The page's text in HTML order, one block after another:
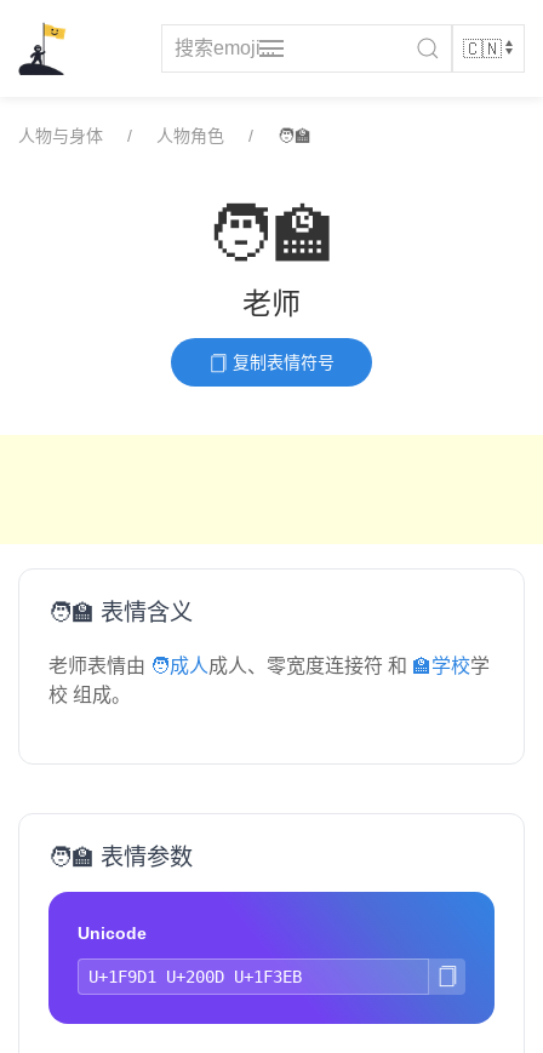
content
人物与身体 人物角色 🧑‍🏫
🧑‍🏫
老师
复制表情符号
🧑‍🏫 表情含义
老师表情由 🧑成人‍成人、零宽度连接符 和 🏫学校学
校 组成。
🧑‍🏫 表情参数
Unicode